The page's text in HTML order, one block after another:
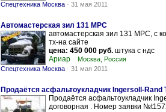
Спецтехника Москва - 31 мая 2011
Автомастерская зил 131 МРС
автомастерская зил 131 МРС, с
тх-на сайте
цена: 450 000 руб. штука с ндс
Ариар
Москва, Россия
Спецтехника Москва - 31 мая 2011
Продаётся асфальтоукладчик Ingersoll-Rand
Продаётся асфальтоукладчик
договорная . Номер заявки